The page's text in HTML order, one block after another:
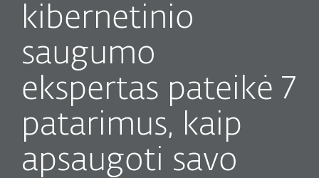
kibernetinio
saugumo
ekspertas pateikė 7
patarimus, kaip
apsaugoti savo